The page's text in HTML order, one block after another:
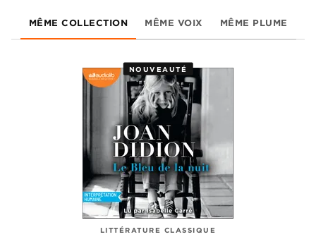
MÊME COLLECTION MÊME VOIX MÊME PLUME
NOUVEAUTÉ
LITTÉRATURE CLASSIQUE